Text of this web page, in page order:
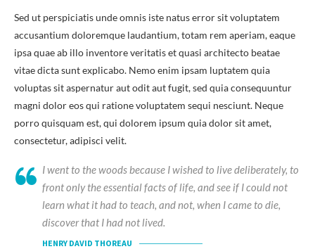
Sed ut perspiciatis unde omnis iste natus error sit voluptatem
accusantium doloremque laudantium, totam rem aperiam, eaque
ipsa quae ab illo inventore veritatis et quasi architecto beatae
vitae dicta sunt explicabo. Nemo enim ipsam luptatem quia
voluptas sit aspernatur aut odit aut fugit, sed quia consequuntur
magni dolor eos qui ratione voluptatem sequi nesciunt. Neque
porro quisquam est, qui dolorem ipsum quia dolor sit amet,
consectetur, adipisci velit.
I went to the woods because I wished to live deliberately, to
front only the essential facts of life, and see if I could not
learn what it had to teach, and not, when I came to die,
discover that I had not lived.
HENRY DAVID THOREAU